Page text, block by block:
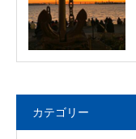
カテゴリー